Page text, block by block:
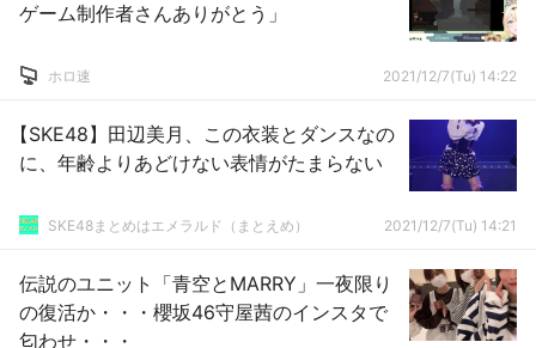
ゲーム制作者さんありがとう」
ホロ速 2021/12/7(Tu) 14:22
【SKE48】田辺美月、この衣装とダンスなの
に、年齢よりあどけない表情がたまらない
SKE48まとめはエメラルド（まとえめ） 2021/12/7(Tu) 14:21
伝説のユニット「青空とMARRY」一夜限り
の復活か・・・櫻坂46守屋茜のインスタで
匂わせ・・・